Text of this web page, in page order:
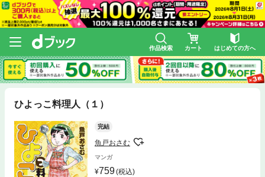
作品検索 カート はじめての方へ
ひよっこ料理人（１）
完結
魚戸おさむ
マンガ
759(税込)